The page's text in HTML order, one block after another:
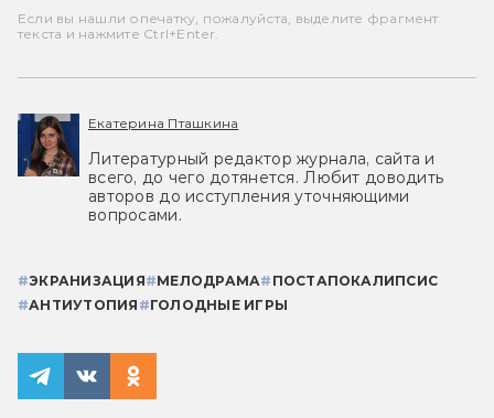
Если вы нашли опечатку, пожалуйста, выделите фрагмент
текста и нажмите Ctrl+Enter.
Екатерина Пташкина
Литературный редактор журнала, сайта и
всего, до чего дотянется. Любит доводить
авторов до исступления уточняющими
вопросами.
#ЭКРАНИЗАЦИЯ#МЕЛОДРАМА# ПОСТАПОКАЛИПСИС
#АНТИУТОПИЯ #ГОЛОДНЫЕ ИГРЫ